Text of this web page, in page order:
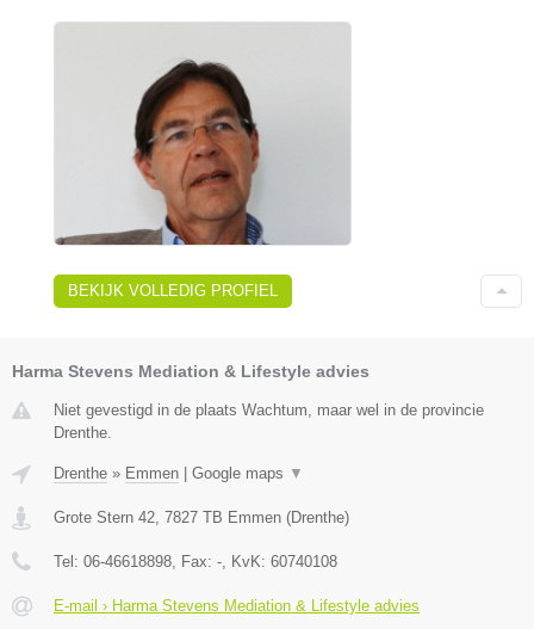
BEKIJK VOLLEDIG PROFIEL
Harma Stevens Mediation & Lifestyle advies
Niet gevestigd in de plaats Wachtum, maar wel in de provincie
Drenthe.
Drenthe » Emmen | Google maps ▼
Grote Stern 42 7827 TB Emmen (Drenthe)
Tel: 06-46618898 , Fax: - , KvK: 60740108
E-mail › Harma Stevens Mediation & Lifestyle advies